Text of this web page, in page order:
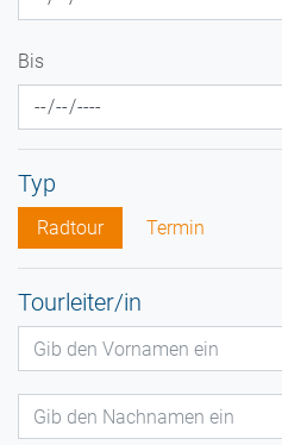
Bis
Typ
Radtour Termin
Tourleiter/in